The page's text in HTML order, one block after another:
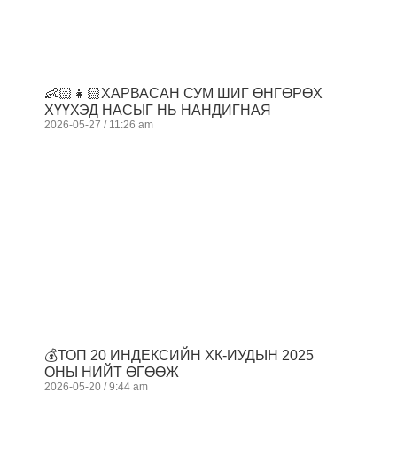
👶🏻👧🏻ХАРВАСАН СУМ ШИГ ӨНГӨРӨХ
ХҮҮХЭД НАСЫГ НЬ НАНДИГНАЯ
2026-05-27 11:26 am
💰ТОП 20 ИНДЕКСИЙН ХК-ИУДЫН 2025
ОНЫ НИЙТ ӨГӨӨЖ
2026-05-20 9:44 am